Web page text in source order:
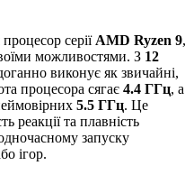
серії AMD Ryzen 9,
можливостями. З 12
виконує як звичайні,
процесора сягає 4.4 ГГц, а
5.5 ГГц. Це
реакції та плавність
запуску
ігор.